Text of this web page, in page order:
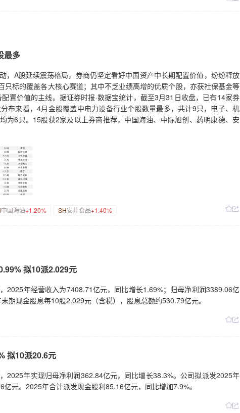
最多
，A股延续震荡格局，券商仍坚定看好中国资产中长期配置价值，纷纷释放
标的覆盖各大核心赛道；其中不乏业绩高增的优质个股，亦获社保基金等
置价值的主线。据证券时报·数据宝统计，截至3月31日收盘，已有14家券
布来看，4月金股覆盖中电力设备行业个股数量最多，共计9只，电子、机
为6只。15股获2家及以上券商推荐，中国海油、中际旭创、药明康德、安
中国海油+1.20% SH安井食品+1.40%
拟10派2.029元
2025年经营收入为7408.71亿元，同比增长1.69%；归母净利润3389.06亿
期现金股息每10股2.029元（含税），股息总额约530.79亿元。
拟10派20.6元
2025年实现归母净利润362.84亿元，同比增长38.3%。公司拟派发2025年
元。2025年合计派发现金股利85.16亿元，同比增加7.9%。